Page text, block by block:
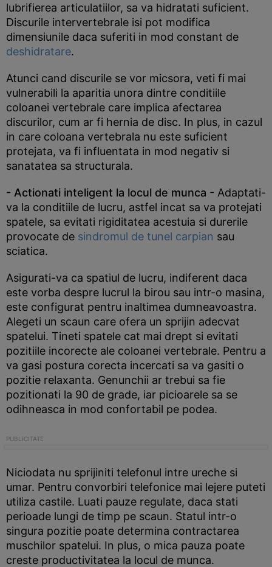
lubrifierea articulatiilor, sa va hidratati suficient.
Discurile intervertebrale isi pot modifica
dimensiunile daca suferiti in mod constant de
deshidratare.
Atunci cand discurile se vor micsora, veti fi mai
vulnerabili la aparitia unora dintre conditiile
coloanei vertebrale care implica afectarea
discurilor, cum ar fi hernia de disc. In plus, in cazul
in care coloana vertebrala nu este suficient
protejata, va fi influentata in mod negativ si
sanatatea sa structurala.
- Actionati inteligent la locul de munca - Adaptati-
va la conditiile de lucru, astfel incat sa va protejati
spatele, sa evitati rigiditatea acestuia si durerile
provocate de sindromul de tunel carpian sau
sciatica.
Asigurati-va ca spatiul de lucru, indiferent daca
este vorba despre lucrul la birou sau intr-o masina,
este configurat pentru inaltimea dumneavoastra.
Alegeti un scaun care ofera un sprijin adecvat
spatelui. Tineti spatele cat mai drept si evitati
pozitiile incorecte ale coloanei vertebrale. Pentru a
va gasi postura corecta incercati sa va gasiti o
pozitie relaxanta. Genunchii ar trebui sa fie
pozitionati la 90 de grade, iar picioarele sa se
odihneasca in mod confortabil pe podea.
Niciodata nu sprijiniti telefonul intre ureche si
umar. Pentru convorbiri telefonice mai lejere puteti
utiliza castile. Luati pauze regulate, daca stati
perioade lungi de timp pe scaun. Statul intr-o
singura pozitie poate determina contractarea
muschilor spatelui. In plus, o mica pauza poate
creste productivitatea la locul de munca.